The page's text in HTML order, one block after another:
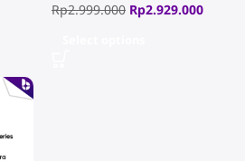
Rp2.999.000 Rp2.929.000